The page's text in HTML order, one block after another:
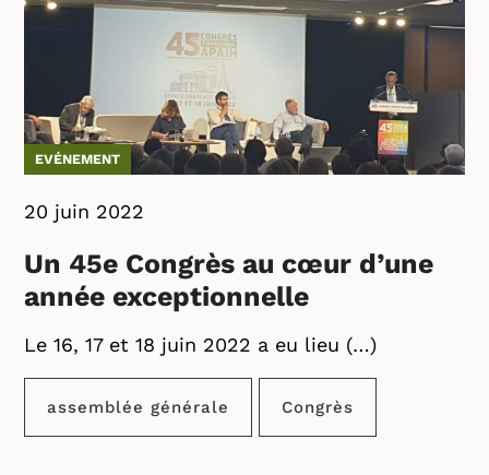
EVÉNEMENT
20 juin 2022
Un 45e Congrès au cœur d’une
année exceptionnelle
Le 16, 17 et 18 juin 2022 a eu lieu (…)
assemblée générale Congrès